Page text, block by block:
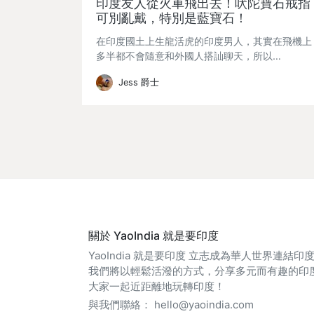
印度友人從火車飛出去！吠陀寶石戒指
可別亂戴，特別是藍寶石！
在印度國土上生龍活虎的印度男人，其實在飛機上
多半都不會隨意和外國人搭訕聊天，所以…
Jess 爵士
關於 YaoIndia 就是要印度
YaoIndia 就是要印度 立志成為華人世界連結印
我們將以輕鬆活潑的方式，分享多元而有趣的印
大家一起近距離地玩轉印度！
與我們聯絡： hello@yaoindia.com